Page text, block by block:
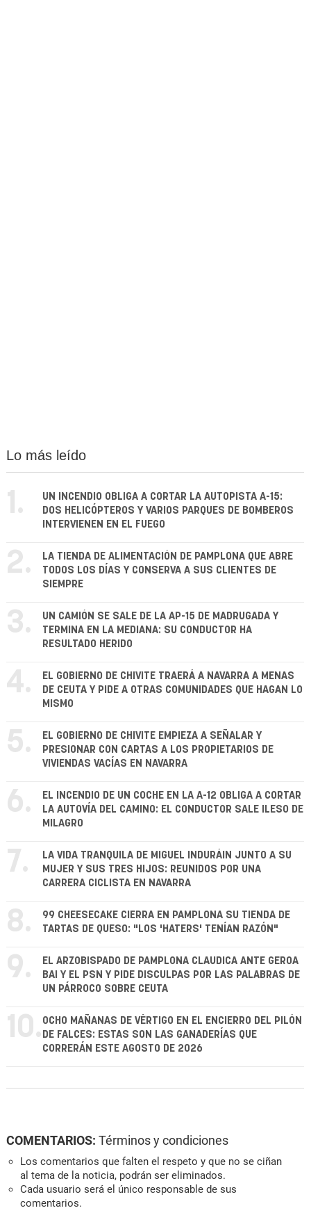
Lo más leído
1.
UN INCENDIO OBLIGA A CORTAR LA AUTOPISTA A-15:
DOS HELICÓPTEROS Y VARIOS PARQUES DE BOMBEROS
INTERVIENEN EN EL FUEGO
2.
LA TIENDA DE ALIMENTACIÓN DE PAMPLONA QUE ABRE
TODOS LOS DÍAS Y CONSERVA A SUS CLIENTES DE
SIEMPRE
3.
UN CAMIÓN SE SALE DE LA AP-15 DE MADRUGADA Y
TERMINA EN LA MEDIANA: SU CONDUCTOR HA
RESULTADO HERIDO
4.
EL GOBIERNO DE CHIVITE TRAERÁ A NAVARRA A MENAS
DE CEUTA Y PIDE A OTRAS COMUNIDADES QUE HAGAN LO
MISMO
5.
EL GOBIERNO DE CHIVITE EMPIEZA A SEÑALAR Y
PRESIONAR CON CARTAS A LOS PROPIETARIOS DE
VIVIENDAS VACÍAS EN NAVARRA
6.
EL INCENDIO DE UN COCHE EN LA A-12 OBLIGA A CORTAR
LA AUTOVÍA DEL CAMINO: EL CONDUCTOR SALE ILESO DE
MILAGRO
7.
LA VIDA TRANQUILA DE MIGUEL INDURÁIN JUNTO A SU
MUJER Y SUS TRES HIJOS: REUNIDOS POR UNA
CARRERA CICLISTA EN NAVARRA
8.
99 CHEESECAKE CIERRA EN PAMPLONA SU TIENDA DE
TARTAS DE QUESO: "LOS 'HATERS' TENÍAN RAZÓN"
9.
EL ARZOBISPADO DE PAMPLONA CLAUDICA ANTE GEROA
BAI Y EL PSN Y PIDE DISCULPAS POR LAS PALABRAS DE
UN PÁRROCO SOBRE CEUTA
10. OCHO MAÑANAS DE VÉRTIGO EN EL ENCIERRO DEL PILÓN
DE FALCES: ESTAS SON LAS GANADERÍAS QUE
CORRERÁN ESTE AGOSTO DE 2026
COMENTARIOS: Términos y condiciones
Los comentarios que falten el respeto y que no se ciñan
al tema de la noticia, podrán ser eliminados.
Cada usuario será el único responsable de sus
comentarios.